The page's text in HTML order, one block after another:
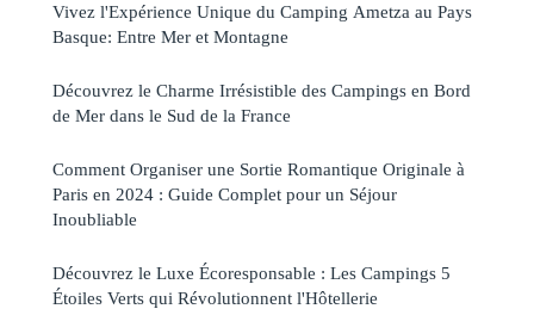
Vivez l'Expérience Unique du Camping Ametza au Pays
Basque: Entre Mer et Montagne
Découvrez le Charme Irrésistible des Campings en Bord
de Mer dans le Sud de la France
Comment Organiser une Sortie Romantique Originale à
Paris en 2024 : Guide Complet pour un Séjour
Inoubliable
Découvrez le Luxe Écoresponsable : Les Campings 5
Étoiles Verts qui Révolutionnent l'Hôtellerie